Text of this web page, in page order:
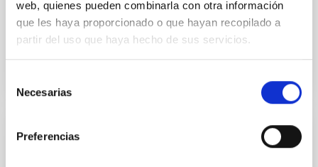
web, quienes pueden combinarla con otra información
que les haya proporcionado o que hayan recopilado a
partir del uso que haya hecho de sus servicios.
Necesarias
Preferencias
BIBCODE 2026A&A...710A..70S
CON ÁRBITRO